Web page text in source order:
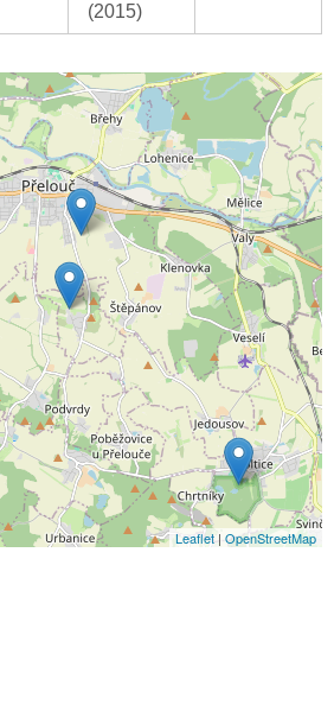
(2015)
Leaflet|OpenStreetMap